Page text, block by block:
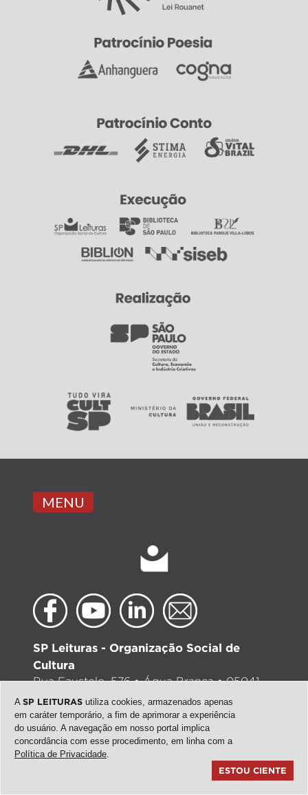
MENU
SP Leituras - Organização Social de
Cultura
Rua Faustolo, 576 • Água Branca • 05041-
000 • São Paulo - SP • (11) 3155-5444 •
contato@spleituras.org
A SP LEITURAS utiliza cookies, armazenados apenas
em caráter temporário, a fim de aprimorar a experiência
do usuário. A navegação em nosso portal implica
concordância com esse procedimento, em linha com a
Política de Privacidade.
ESTOU CIENTE